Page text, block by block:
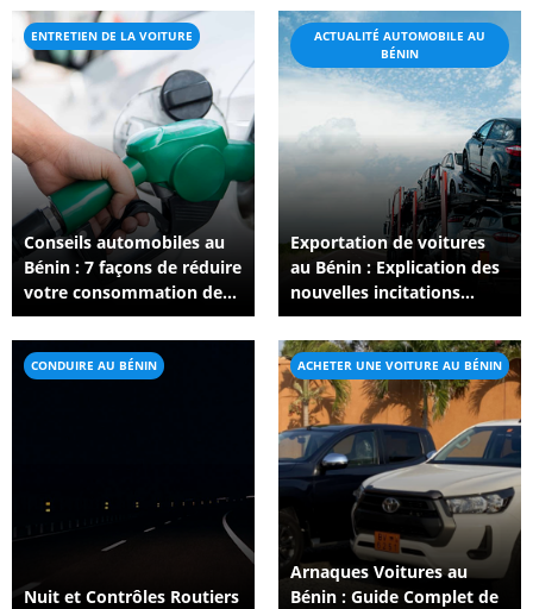
ENTRETIEN DE LA VOITURE
Conseils automobiles au
Bénin : 7 façons de réduire
votre consommation de
carburant lors de vos
trajets quotidiens
ACTUALITÉ AUTOMOBILE AU
BÉNIN
Exportation de voitures
au Bénin : Explication des
nouvelles incitations
fiscales et des règles
d’importation pour 2026
CONDUIRE AU BÉNIN
Nuit et Contrôles Routiers
ACHETER UNE VOITURE AU BÉNIN
Arnaques Voitures au
Bénin : Guide Complet de